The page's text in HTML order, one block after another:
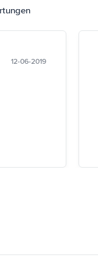
12-06-2019